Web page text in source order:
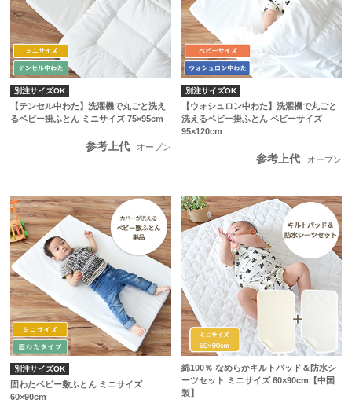
別注サイズOK
【テンセル中わた】洗濯機で丸ごと洗え
るベビー掛ふとん ミニサイズ 75×95cm
参考上代 オープン
別注サイズOK
【ウォシュロン中わた】洗濯機で丸ごと
洗えるベビー掛ふとん ベビーサイズ
95×120cm
参考上代 オープン
別注サイズOK
固わたベビー敷ふとん ミニサイズ
60×90cm
綿100％ なめらかキルトパッド＆防水シ
ーツセット ミニサイズ 60×90cm【中国
製】